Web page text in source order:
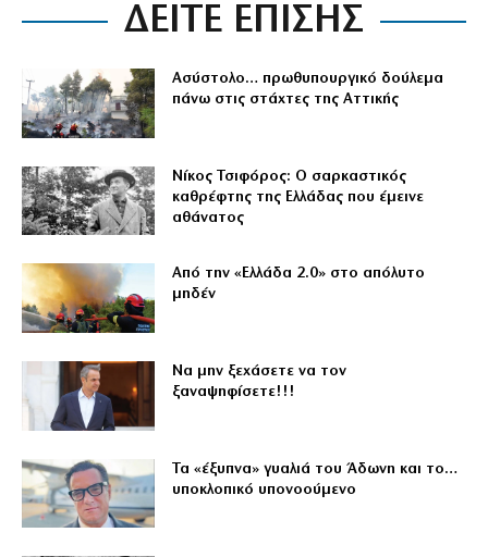
ΔΕΙΤΕ ΕΠΙΣΗΣ
Ασύστολο… πρωθυπουργικό δούλεμα
πάνω στις στάχτες της Αττικής
Νίκος Τσιφόρος: Ο σαρκαστικός
καθρέφτης της Ελλάδας που έμεινε
αθάνατος
Από την «Ελλάδα 2.0» στο απόλυτο
μηδέν
Να μην ξεχάσετε να τον
ξαναψηφίσετε!!!
Τα «έξυπνα» γυαλιά του Άδωνη και το…
υποκλοπικό υπονοούμενο